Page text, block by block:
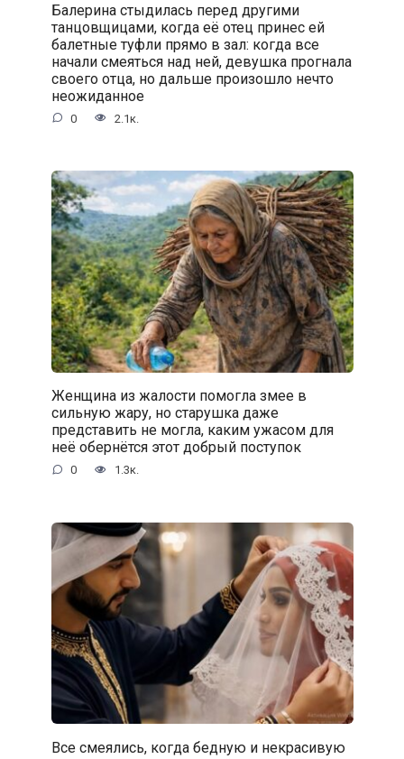
Балерина стыдилась перед другими
танцовщицами, когда её отец принес ей
балетные туфли прямо в зал: когда все
начали смеяться над ней, девушка прогнала
своего отца, но дальше произошло нечто
неожиданное
0 2.1к.
Женщина из жалости помогла змее в
сильную жару, но старушка даже
представить не могла, каким ужасом для
неё обернётся этот добрый поступок
0 1.3к.
Все смеялись, когда бедную и некрасивую